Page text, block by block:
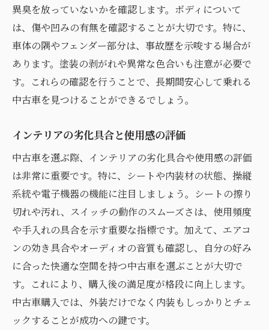
異臭を放っていないかを確認します。ボディについて
は、傷や凹みの有無を確認することが大切です。特に、
車体の隅やフェンダー部分は、事故歴を示唆する場合が
あります。塗装の剥がれや異常な色合いも注意が必要で
す。これらの確認を行うことで、長期間安心して乗れる
中古車を見つけることができるでしょう。
インテリアの劣化具合と使用感の評価
中古車を選ぶ際、インテリアの劣化具合や使用感の評価
は非常に重要です。特に、シートや内装材の状態、操縦
系統や電子機器の機能に注目しましょう。シートの擦り
切れや汚れ、スイッチの動作のスムーズさは、使用頻度
や手入れの具合を示す重要な指標です。加えて、エアコ
ンの効き具合やオーディオの音質も確認し、自分の好み
に合った快適な空間を持つ中古車を選ぶことが大切で
す。これにより、購入後の満足度が格段に向上します。
中古車購入では、外装だけでなく内装もしっかりとチェ
ックすることが成功への鍵です。